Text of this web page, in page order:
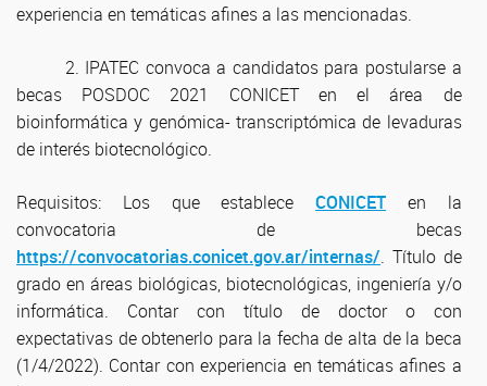
experiencia en temáticas afines a las mencionadas.
2. IPATEC convoca a candidatos para postularse a
becas POSDOC 2021 CONICET en el área de
bioinformática y genómica- transcriptómica de levaduras
de interés biotecnológico.
Requisitos: Los que estableceCONICET en la
convocatoria de becas
https://convocatorias.conicet.gov.ar/internas/. Título de
grado en áreas biológicas, biotecnológicas, ingeniería y/o
informática. Contar con título de doctor o con
expectativas de obtenerlo para la fecha de alta de la beca
(1/4/2022). Contar con experiencia en temáticas afines a